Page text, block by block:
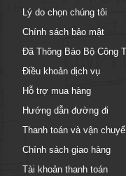
Lý do chọn chúng tôi
Chính sách bảo mật
Đã Thông Báo Bộ Công
Điều khoản dịch vụ
Hỗ trợ mua hàng
Hướng dẫn đường đi
Thanh toán và vận
Chính sách giao hàng
Tài khoản thanh toán